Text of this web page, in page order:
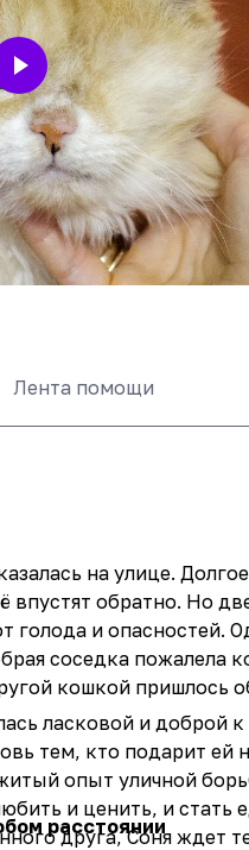
Лента помощи
на улице.
впустят обратно. Но
голода и опасностей.
соседка пожалела
кошкой пришлось
ласковой и доброй
тем, кто подарит ей
опыт уличной
и ценить, и
друга, Соня ждет
расстоянии